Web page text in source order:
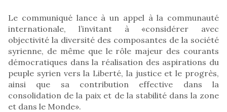
Le communiqué lance à un appel à la communauté
internationale, l’invitant à «considérer avec
objectivité la diversité des composantes de la société
syrienne, de même que le rôle majeur des courants
démocratiques dans la réalisation des aspirations du
peuple syrien vers la Liberté, la justice et le progrès,
ainsi que sa contribution effective dans la
consolidation de la paix et de la stabilité dans la zone
et dans le Monde».